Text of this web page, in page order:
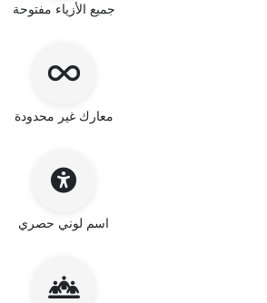
جميع الأزياء مفتوحة
معارك غير محدودة
اسم لوني حصري